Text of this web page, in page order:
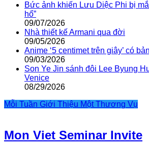
Bức ảnh khiến Lưu Diệc Phi bị
hổ”
09/07/2026
Nhà thiết kế Armani qua đời
09/05/2026
Anime ‘5 centimet trên giây’ có
09/03/2026
Son Ye Jin sánh đôi Lee Byung
Venice
08/29/2026
Mỗi Tuần Giới Thiệu Một Thương Vụ
Mon Viet Seminar Invite